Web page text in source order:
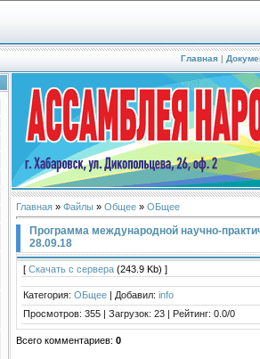
Главная|
Главная » Файлы » Общее » ОБщее
Программа международной научно-
28.09.18
[ Скачать с сервера (243.9 Kb) ]
Категория: ОБщее | Добавил: info
Просмотров: 355 | Загрузок: 23 | Рейтинг: 0.0/0
Всего комментариев: 0